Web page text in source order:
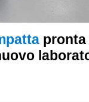
apporto a